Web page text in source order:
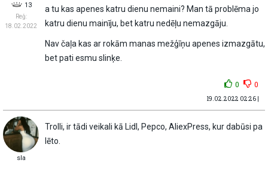
13
Reģ:
18.02.2022
a tu kas apenes katru dienu nemaini? Man tā problēma jo
katru dienu mainīju, bet katru nedēļu nemazgāju.
Nav čaļa kas ar rokām manas mežģīņu apenes izmazgātu,
bet pati esmu slinķe.
0 0
19.02.2022 02:26 |
sla
Trolli, ir tādi veikali kā Lidl, Pepco, AliexPress, kur dabūsi pa
lēto.